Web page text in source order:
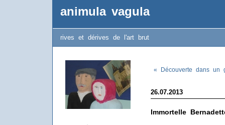
animula vagula
rives et dérives de l'art brut
« Découverte dans un
26.07.2013
Immortelle